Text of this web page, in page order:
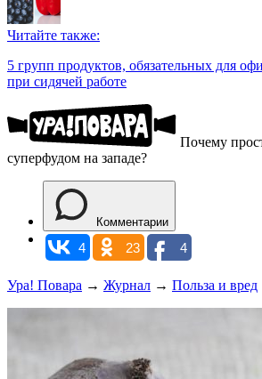
Читайте также:
5 групп продуктов, обязательных для
при сидячей работе
Почему
суперфудом на западе?
Комментарии
4
23 4
Ура! Повара → Журнал → Польза и вред